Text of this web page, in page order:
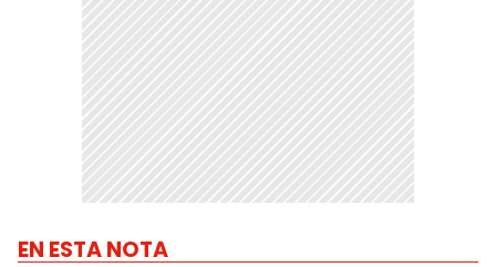
EN ESTA NOTA